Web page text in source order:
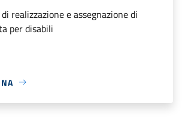
realizzazione e assegnazione di
per disabili